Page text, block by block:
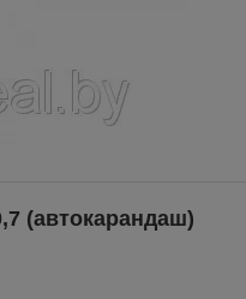
(автокарандаш)